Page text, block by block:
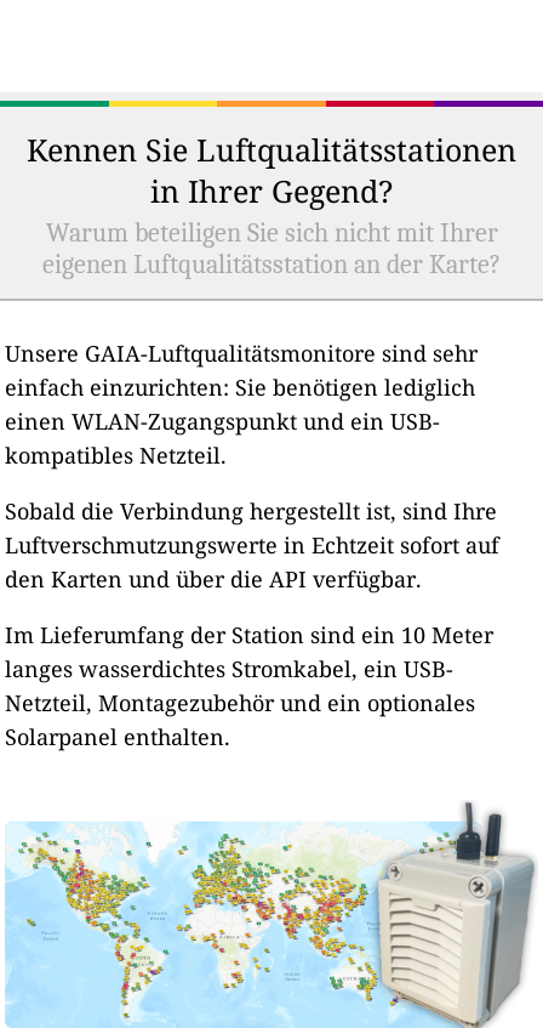
Kennen Sie Luftqualitätsstationen
in Ihrer Gegend?
Warum beteiligen Sie sich nicht mit Ihrer
eigenen Luftqualitätsstation an der Karte?
Unsere GAIA-Luftqualitätsmonitore sind sehr
einfach einzurichten: Sie benötigen lediglich
einen WLAN-Zugangspunkt und ein USB-
kompatibles Netzteil.
Sobald die Verbindung hergestellt ist, sind Ihre
Luftverschmutzungswerte in Echtzeit sofort auf
den Karten und über die API verfügbar.
Im Lieferumfang der Station sind ein 10 Meter
langes wasserdichtes Stromkabel, ein USB-
Netzteil, Montagezubehör und ein optionales
Solarpanel enthalten.